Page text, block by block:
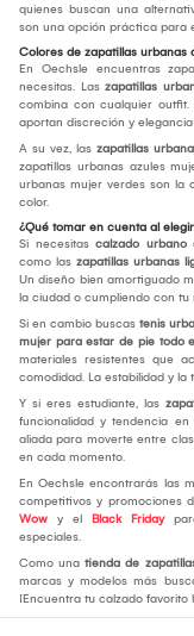
quienes buscan una
son una opción práctica para
Colores de zapatillas urbanas
En Oechsle encuentras
necesitas. Las zapatillas
combina con cualquier outfit.
aportan discreción y
A su vez, las zapatillas
zapatillas urbanas azules
urbanas mujer verdes son la
color.
¿Qué tomar en cuenta al
Si necesitas calzado urbano
como las zapatillas urbanas
Un diseño bien amortiguado
la ciudad o cumpliendo con tu
Si en cambio buscas tenis
mujer para estar de pie todo
materiales resistentes que
comodidad. La estabilidad y la
Y si eres estudiante, las
funcionalidad y tendencia
aliada para moverte entre
en cada momento.
En Oechsle encontrarás las
competitivos y promociones
Wow y el Black Friday
especiales.
Como una tienda de
marcas y modelos más
¡Encuentra tu calzado